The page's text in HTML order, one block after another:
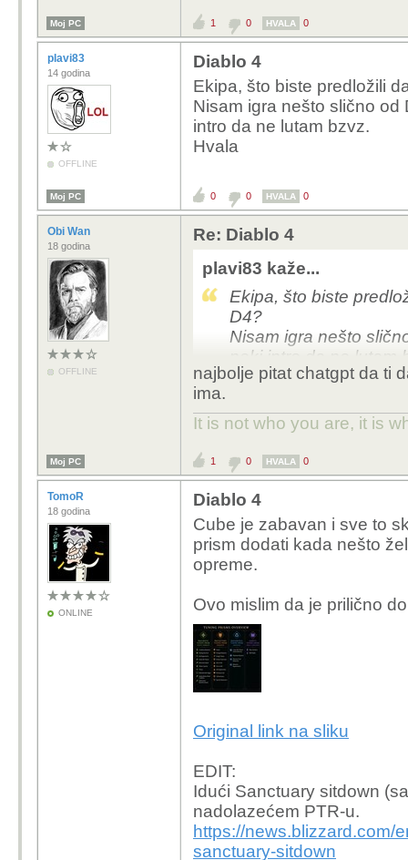
Moj PC 1 0 HVALA 0
plavi83
14 godina
OFFLINE
Diablo 4
Ekipa, što biste predložili
Nisam igra nešto slično od
intro da ne lutam bzvz.
Hvala
Moj PC 0 0 HVALA 0
Obi Wan
18 godina
OFFLINE
Re: Diablo 4
plavi83 kaže...
Ekipa, što biste
D4?
Nisam igra nešto
neki intro da ne lutam
Hvala
najbolje pitat chatgpt da ti
ima.
It is not who you are, it is
Moj PC 1 0 HVALA 0
TomoR
18 godina
ONLINE
Diablo 4
Cube je zabavan i sve to
prism dodati kada nešto
opreme.
Ovo mislim da je prilično
Original link na sliku
EDIT:
Idući Sanctuary sitdown
nadolazećem PTR-u.
https://news.blizzard.com/
sanctuary-sitdown